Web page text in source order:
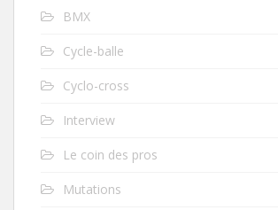
BMX
Cycle-balle
Cyclo-cross
Interview
Le coin des pros
Mutations